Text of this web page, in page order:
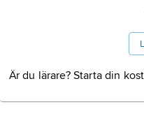
Är du lärare? Starta din